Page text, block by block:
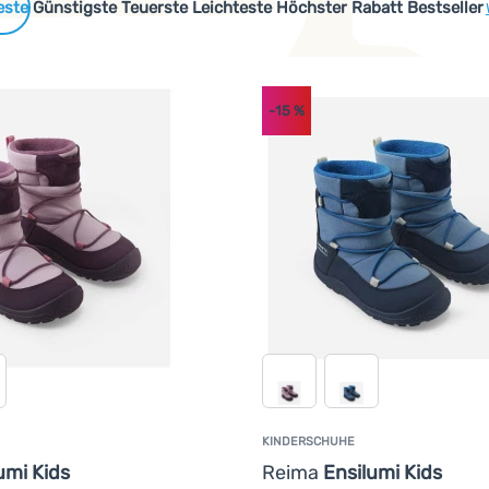
Günstigste Teuerste Leichteste Höchster Rabatt Bestseller
Produkte
und dem Futter befindet. Auf dem Markt
oder recycelten Materialien hergestellt werden oder
Kids
KINDERSCHUHE
Reima Ensilumi Kids
-15%